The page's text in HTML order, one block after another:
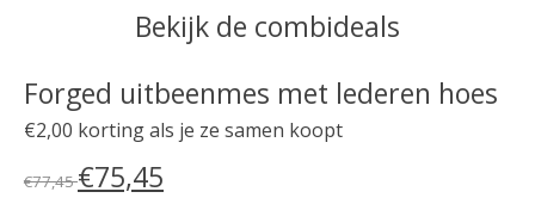
Bekijk de combideals
Forged uitbeenmes met lederen hoes
€2,00 korting als je ze samen koopt
€77,45€75,45